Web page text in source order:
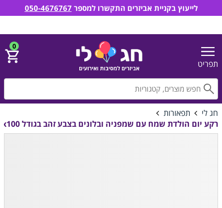
תפריט
0
חג לי
תפאורות
רקע יום הולדת שמח עם שמפניה ובלונים בצבע זהב בגודל 150x100 ס"מ
לייעוץ בקניית אביזרים התקשרו למספר 050-4676767